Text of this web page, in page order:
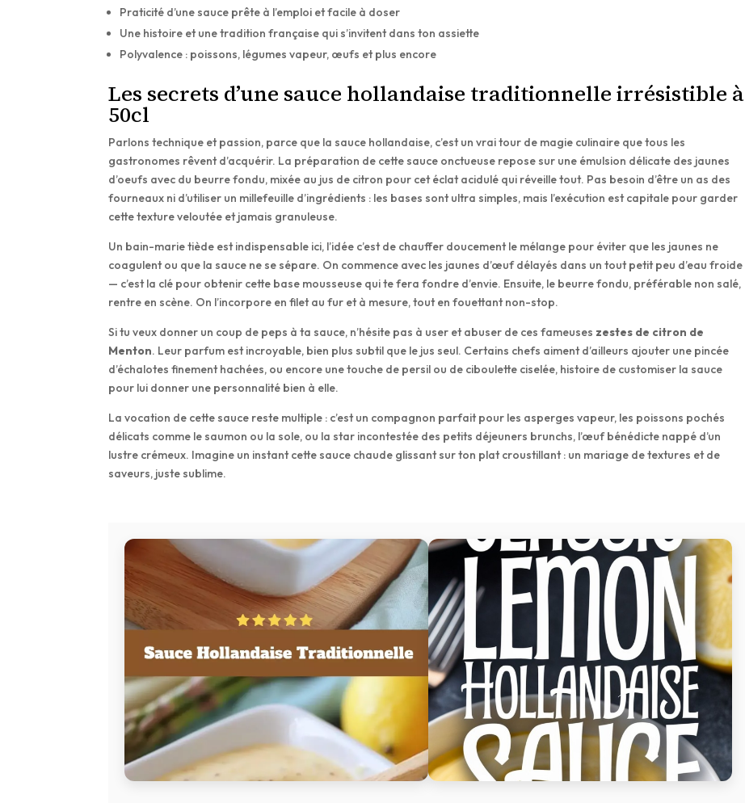
Praticité d’une sauce prête à l’emploi et facile à doser
Une histoire et une tradition française qui s’invitent dans ton assiette
Polyvalence : poissons, légumes vapeur, œufs et plus encore
Les secrets d’une sauce hollandaise traditionnelle irrésistible à
50cl
Parlons technique et passion, parce que la sauce hollandaise, c’est un vrai tour de magie culinaire que tous les
gastronomes rêvent d’acquérir. La préparation de cette sauce onctueuse repose sur une émulsion délicate des jaunes
d’oeufs avec du beurre fondu, mixée au jus de citron pour cet éclat acidulé qui réveille tout. Pas besoin d’être un as des
fourneaux ni d’utiliser un millefeuille d’ingrédients : les bases sont ultra simples, mais l’exécution est capitale pour garder
cette texture veloutée et jamais granuleuse.
Un bain-marie tiède est indispensable ici, l’idée c’est de chauffer doucement le mélange pour éviter que les jaunes ne
coagulent ou que la sauce ne se sépare. On commence avec les jaunes d’œuf délayés dans un tout petit peu d’eau froide
— c’est la clé pour obtenir cette base mousseuse qui te fera fondre d’envie. Ensuite, le beurre fondu, préférable non salé,
rentre en scène. On l’incorpore en filet au fur et à mesure, tout en fouettant non-stop.
Si tu veux donner un coup de peps à ta sauce, n’hésite pas à user et abuser de ces fameuses zestes de citron de
Menton. Leur parfum est incroyable, bien plus subtil que le jus seul. Certains chefs aiment d’ailleurs ajouter une pincée
d’échalotes finement hachées, ou encore une touche de persil ou de ciboulette ciselée, histoire de customiser la sauce
pour lui donner une personnalité bien à elle.
La vocation de cette sauce reste multiple : c’est un compagnon parfait pour les asperges vapeur, les poissons pochés
délicats comme le saumon ou la sole, ou la star incontestée des petits déjeuners brunchs, l’œuf bénédicte nappé d’un
lustre crémeux. Imagine un instant cette sauce chaude glissant sur ton plat croustillant : un mariage de textures et de
saveurs, juste sublime.